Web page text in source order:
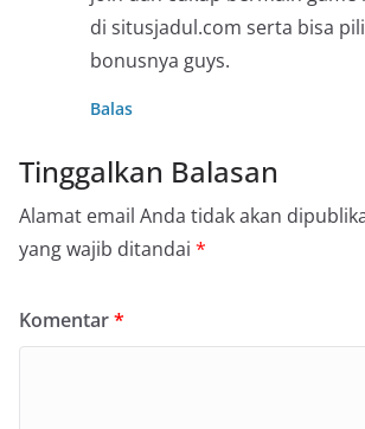
di situsjadul.com serta bisa
bonusnya guys.
Balas
Tinggalkan Balasan
Alamat email Anda tidak akan
yang wajib ditandai *
Komentar*